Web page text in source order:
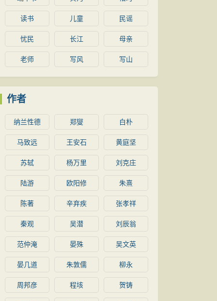
读书 儿童 民谣
忧民 长江 母亲
老师 写风 写山
作者
纳兰性德 郑燮 白朴
马致远 王安石 黄庭坚
苏轼 杨万里 刘克庄
陆游 欧阳修 朱熹
陈著 辛弃疾 张孝祥
秦观 吴潜 刘辰翁
范仲淹 晏殊 吴文英
晏几道 朱敦儒 柳永
周邦彦 程垓 贺铸